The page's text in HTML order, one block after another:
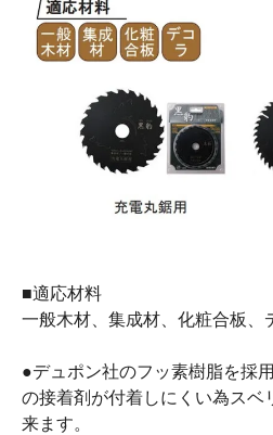
■適応材料
一般木材、集成材、化粧合板、
●デュポン社のフッ素樹脂を採
の接着剤が付着しにくい為スベ
来ます。